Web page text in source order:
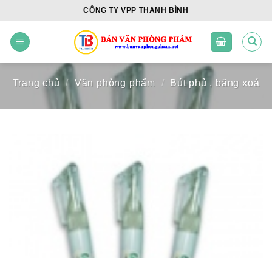
content
CÔNG TY VPP THANH BÌNH
Trang chủ / Văn phòng phẩm / Bút phủ , băng xoá